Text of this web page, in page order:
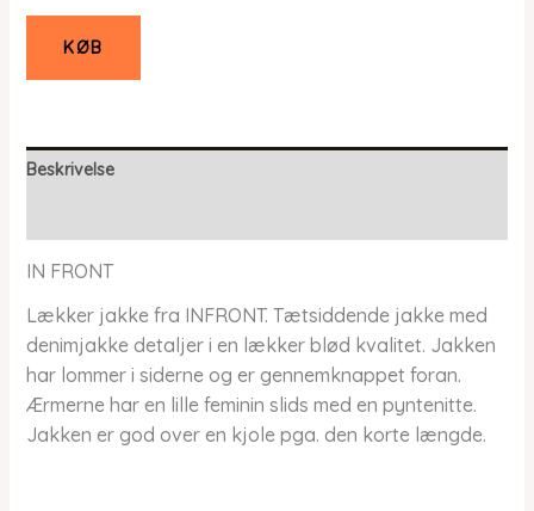
KØB
Beskrivelse
IN FRONT
Lækker jakke fra INFRONT. Tætsiddende jakke med
denimjakke detaljer i en lækker blød kvalitet. Jakken
har lommer i siderne og er gennemknappet foran.
Ærmerne har en lille feminin slids med en pyntenitte.
Jakken er god over en kjole pga. den korte længde.